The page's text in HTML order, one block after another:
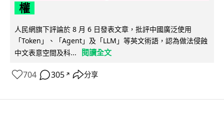
權
人民網旗下評論於 8 月 6 日發表文章，批評中國廣泛使用
「Token」、「Agent」及「LLM」等英文術語，認為做法侵蝕
中文表意空間及科...
閱讀全文
704 305 ↗ 分享